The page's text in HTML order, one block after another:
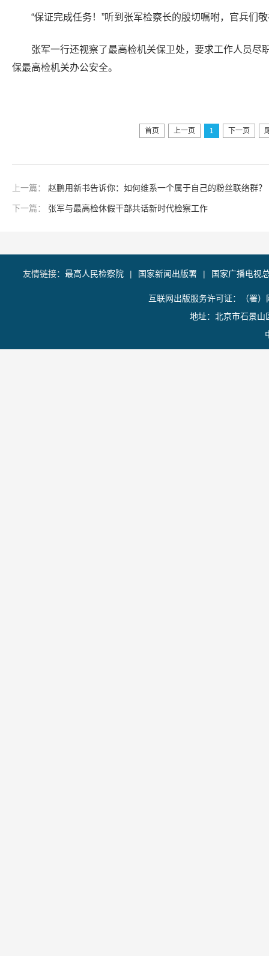
“保证完成任务！”听到张军检察长的殷切嘱咐，官兵们
张军一行还视察了最高检机关保卫处，要求工作人员
保最高检机关办公安全。
首页 上一页 1 下一页
上一篇： 赵鹏用新书告诉你：如何维系一个属于自己的粉丝联络群？
下一篇： 张军与最高检休假干部共话新时代检察工作
友情链接： 最高人民检察院 | 国家新闻出版署 | 国家广播电视
互联网出版服务许可证：（署
地址：北京市石景